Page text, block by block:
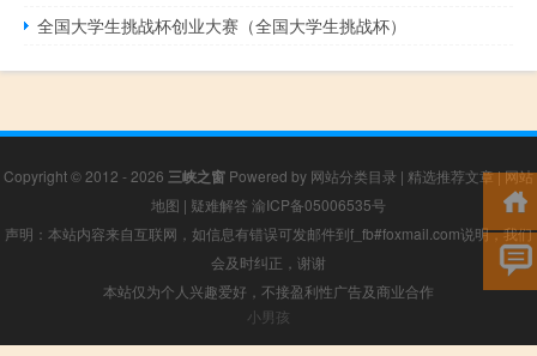
全国大学生挑战杯创业大赛（全国大学生挑战杯）
Copyright © 2012 - 2026 三峡之窗 Powered by 网站分类目录 | 精选推荐文章|网站
地图 | 疑难解答 渝ICP备05006535号
声明：本站内容来自互联网，如信息有错误可发邮件到f_fb#foxmail.com说明，我们
会及时纠正，谢谢
本站仅为个人兴趣爱好，不接盈利性广告及商业合作
小男孩